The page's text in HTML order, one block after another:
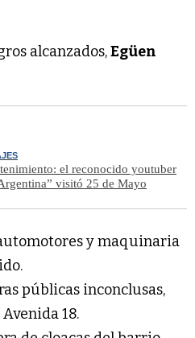
alcanzados,Egüen
el reconocido youtuber
visitó 25 de Mayo
y maquinaria
públicas inconclusas,
18.